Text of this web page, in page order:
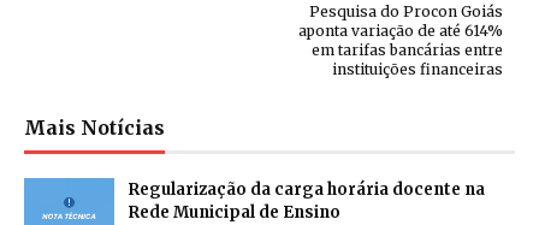
Pesquisa do Procon Goiás
aponta variação de até 614%
em tarifas bancárias entre
instituições financeiras
Mais Notícias
Regularização da carga horária docente na
Rede Municipal de Ensino